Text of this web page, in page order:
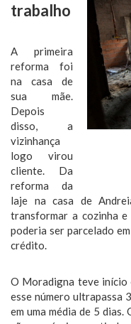
trabalho
A primeira
reforma foi
na casa de
sua mãe.
Depois
disso, a
vizinhança
logo virou
cliente. Da
reforma da
laje na casa de
transformar a cozinha
poderia ser parcelado
crédito.
O Moradigna teve início
esse número ultrapassa
em uma média de 5